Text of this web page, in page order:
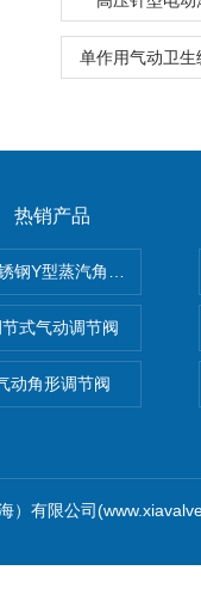
单作用气动卫
热销产品
钢Y型蒸汽角座阀
式气动调节阀
动角形调节阀
）有限公司